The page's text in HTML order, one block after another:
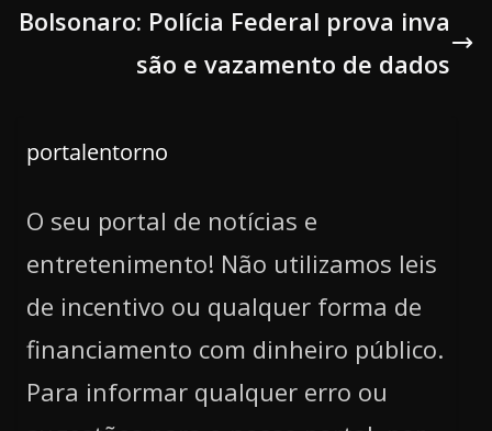
Bolsonaro: Polícia Federal prova inva
são e vazamento de dados
portalentorno
O seu portal de notícias e
entretenimento! Não utilizamos leis
de incentivo ou qualquer forma de
financiamento com dinheiro público.
Para informar qualquer erro ou